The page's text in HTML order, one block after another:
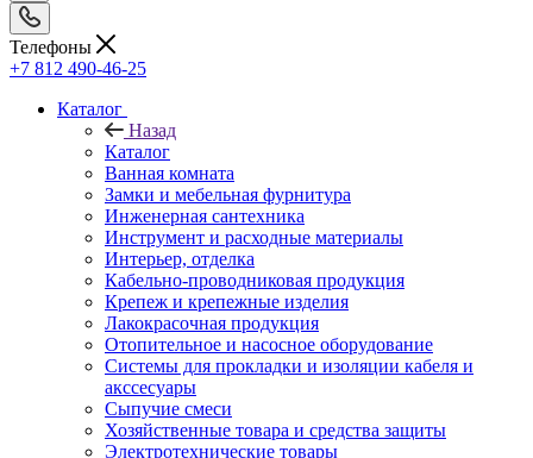
Телефоны
+7 812 490-46-25
Каталог
Назад
Каталог
Ванная комната
Замки и мебельная фурнитура
Инженерная сантехника
Инструмент и расходные материалы
Интерьер, отделка
Кабельно-проводниковая продукция
Крепеж и крепежные изделия
Лакокрасочная продукция
Отопительное и насосное оборудование
Системы для прокладки и изоляции кабеля и
акссесуары
Сыпучие смеси
Хозяйственные товара и средства защиты
Электротехнические товары